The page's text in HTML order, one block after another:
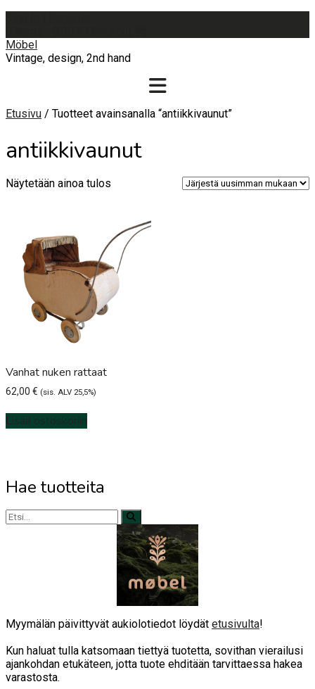
content
Möbel
Vintage, design, 2nd hand
Etusivu / Tuotteet avainsanalla “antiikkivaunut”
antiikkivaunut
Näytetään ainoa tulos
Vanhat nuken rattaat
62,00 € (sis. ALV 25,5%)
Lisää ostoskoriin
Hae tuotteita
Myymälän päivittyvät aukiolotiedot löydät etusivulta!
Kun haluat tulla katsomaan tiettyä tuotetta, sovithan vierailusi
ajankohdan etukäteen, jotta tuote ehditään tarvittaessa hakea
varastosta.